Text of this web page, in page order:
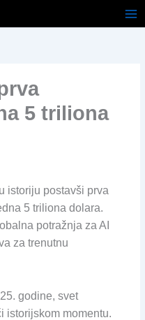
5 triliona
istoriju postavši prva
5 triliona dolara.
potražnja za AI
za trenutnu
godine, svet
istorijskom momentu.